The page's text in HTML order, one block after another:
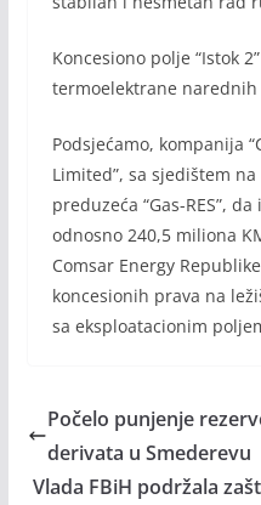
Koncesiono polje “Istok
termoelektrane narednih
Podsjećamo, kompanija
Limited”, sa sjedištem
preduzeća “Gas-RES”,
odnosno 240,5 miliona
Comsar Energy
koncesionih prava na
sa eksploatacionim
Počelo punjenje
derivata u Smederevu
Vlada FBiH podržala